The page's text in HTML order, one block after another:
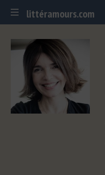
littéramours.com
littéramours.com
e
h